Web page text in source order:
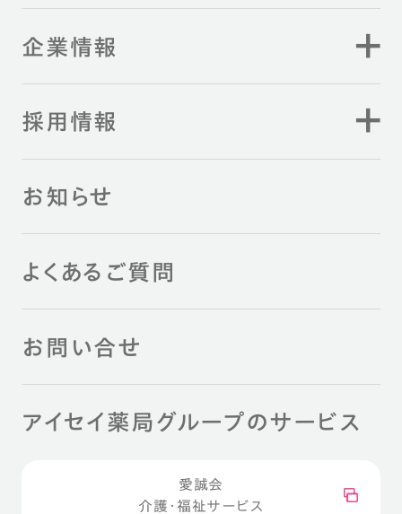
企業情報
採用情報
お知らせ
よくあるご質問
お問い合せ
アイセイ薬局グループのサービス
愛誠会
介護・福祉サービス